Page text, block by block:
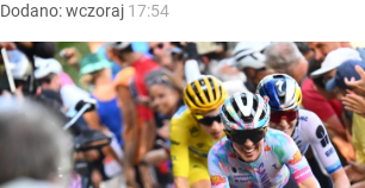
Dodano:wczoraj 17:54